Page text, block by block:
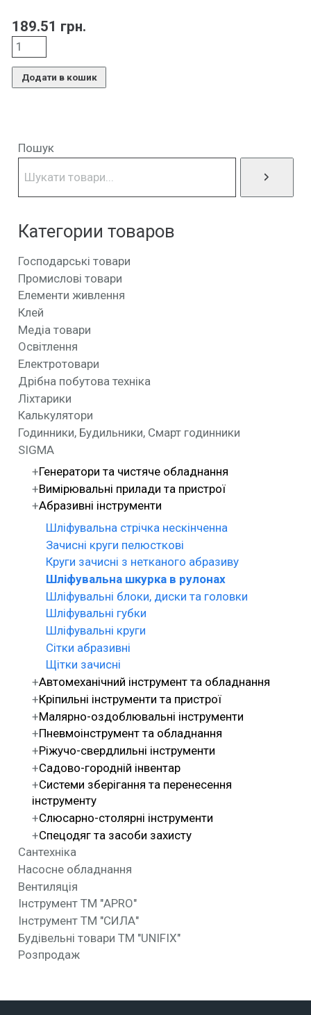
189.51 грн.
Додати в кошик
Пошук
Категории товаров
Господарські товари
Промислові товари
Елементи живлення
Клей
Медіа товари
Освітлення
Електротовари
Дрібна побутова техніка
Ліхтарики
Калькулятори
Годинники, Будильники, Смарт годинники
SIGMA
Генератори та чистяче обладнання
Вимірювальні прилади та пристрої
Абразивні інструменти
Шліфувальна стрічка нескінченна
Зачисні круги пелюсткові
Круги зачисні з нетканого абразиву
Шліфувальна шкурка в рулонах
Шліфувальні блоки, диски та головки
Шліфувальні губки
Шліфувальні круги
Сітки абразивні
Щітки зачисні
Автомеханічний інструмент та обладнання
Кріпильні інструменти та пристрої
Малярно-оздоблювальні інструменти
Пневмоінструмент та обладнання
Ріжучо-свердлильні інструменти
Садово-городній інвентар
Системи зберігання та перенесення
інструменту
Слюсарно-столярні інструменти
Спецодяг та засоби захисту
Сантехніка
Насосне обладнання
Вентиляція
Інструмент ТМ "APRO"
Інструмент ТМ "СИЛА"
Будівельні товари ТМ "UNIFIX"
Розпродаж